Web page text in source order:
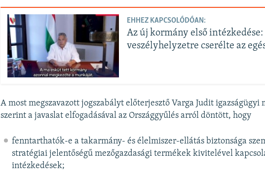
EHHEZ KAPCSOLÓDÓAN:
Az új kormány első
veszélyhelyzetre cserélte az
A most megszavazott jogszabályt előterjesztő Varga Judit igazságügyi
szerint a javaslat elfogadásával az Országgyűlés arról döntött, hogy
fenntarthatók-e a takarmány- és élelmiszer-ellátás biztonsága
stratégiai jelentőségű mezőgazdasági termékek kivitelével
intézkedések;